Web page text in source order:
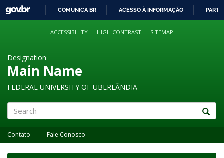
PARA
O
GOVBR
COMUNICA BR ACESSO À INFORMAÇÃO
ACCESSIBILITY HIGH CONTRAST SITEMAP
Designation
Main Name
FEDERAL UNIVERSITY OF UBERLÂNDIA
Contato Fale Conosco